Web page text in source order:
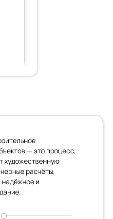
— это процесс,
художественную
расчёты,
и